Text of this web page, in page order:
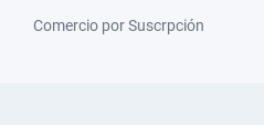
Comercio por Suscrpción